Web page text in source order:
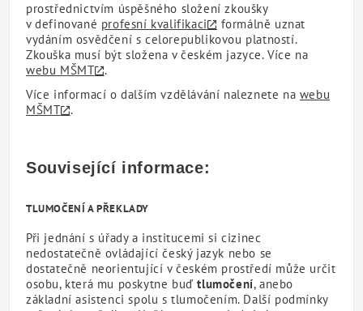
prostřednictvím úspěšného složení zkoušky
v definované profesní kvalifikaci
formálně uznat
vydáním osvědčení s celorepublikovou platností.
Zkouška musí být složena v českém jazyce. Více na
webu MŠMT
.
Více informací o dalším vzdělávání naleznete na webu
MŠMT
.
Související informace:
TLUMOČENÍ A PŘEKLADY
Při jednání s úřady a institucemi si cizinec
nedostatečně ovládající český jazyk nebo se
dostatečně neorientující v českém prostředí může určit
osobu, která mu poskytne buďtlumočení, anebo
základní asistenci spolu s tlumočením. Další podmínky